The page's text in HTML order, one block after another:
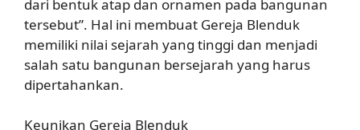
dari bentuk atap dan ornamen pada bangunan
tersebut”. Hal ini membuat Gereja Blenduk
memiliki nilai sejarah yang tinggi dan menjadi
salah satu bangunan bersejarah yang harus
dipertahankan.
Keunikan Gereja Blenduk